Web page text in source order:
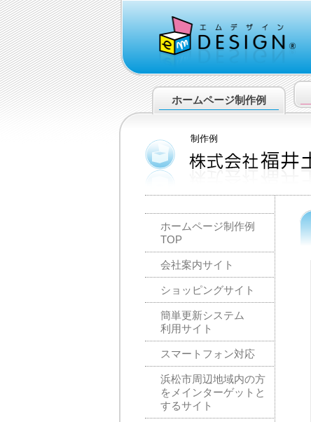
ホームページ制作例
制作例
ホームページ制作例
TOP
会社案内サイト
ショッピングサイト
簡単更新システム
利用サイト
スマートフォン対応
浜松市周辺地域内の方
をメインターゲットと
するサイト